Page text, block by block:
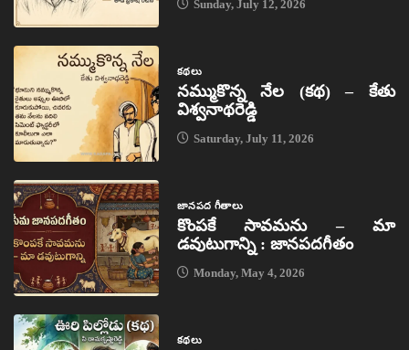
Sunday, July 12, 2026
కథలు
నమ్ముకొన్న నేల (కథ) – కేతు
విశ్వనాథరెడ్డి
Saturday, July 11, 2026
జానపద గీతాలు
కొంపకే సావమను – మా
డవుటుగాన్ని : జానపదగీతం
Monday, May 4, 2026
కథలు